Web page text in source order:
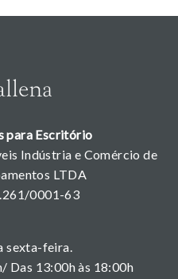
para Escritório
Indústria e Comércio de
LTDA
0001-63
sexta-feira.
Das 13:00h às 18:00h